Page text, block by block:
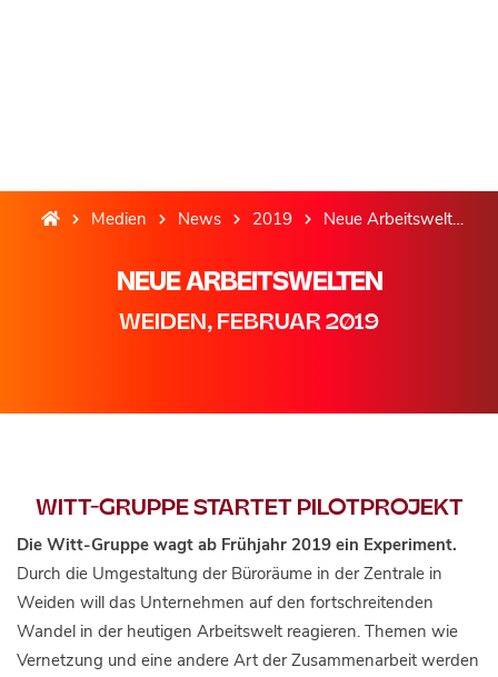
Medien News 2019 Neue Arbeitswelten
NEUE ARBEITSWELTEN
WEIDEN, FEBRUAR 2019
WITT-GRUPPE STARTET PILOTPROJEKT
Die Witt-Gruppe wagt ab Frühjahr 2019 ein Experiment.
Durch die Umgestaltung der Büroräume in der Zentrale in
Weiden will das Unternehmen auf den fortschreitenden
Wandel in der heutigen Arbeitswelt reagieren. Themen wie
Vernetzung und eine andere Art der Zusammenarbeit werden